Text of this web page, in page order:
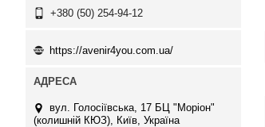
+380 (50) 254-94-12
https://avenir4you.com.ua/
вул. Голосіївська, 17 БЦ "Моріон"
(колишній КЮЗ), Київ, Україна